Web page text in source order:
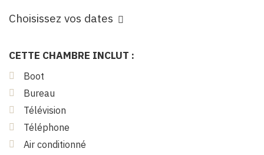
Choisissez vos dates
CETTE CHAMBRE INCLUT :
Boot
Bureau
Télévision
Téléphone
Air conditionné